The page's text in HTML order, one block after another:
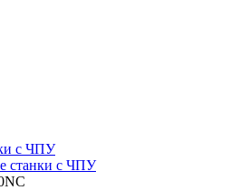
с ЧПУ
станки с ЧПУ